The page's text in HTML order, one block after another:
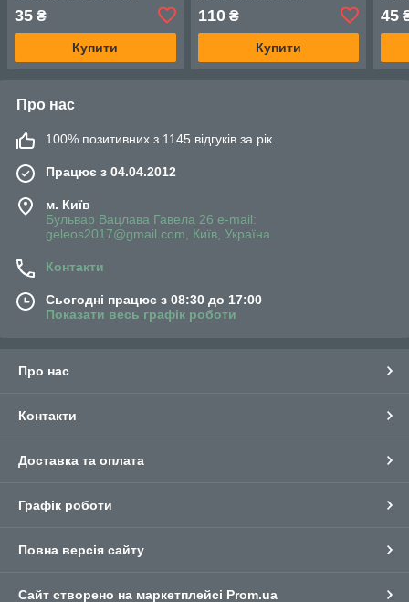
35 ₴
Купити
110₴
Купити
45
Про нас
100% позитивних з 1145 відгуків за рік
Працює з 04.04.2012
м. Київ
Бульвар Вацлава Гавела 26 e-mail:
geleos2017@gmail.com, Київ, Україна
Контакти
Сьогодні працює з 08:30 до 17:00
Показати весь графік роботи
Про нас
Контакти
Доставка та оплата
Графік роботи
Повна версія сайту
Сайт створено на маркетплейсі Prom.ua